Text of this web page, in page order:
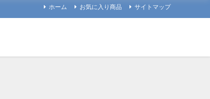
ホーム お気に入り商品 サイトマップ